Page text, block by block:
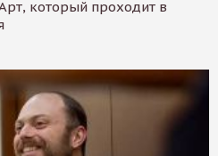
который проходит в